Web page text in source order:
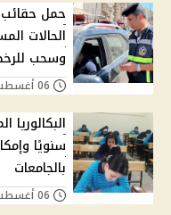
حمل حقائب
الحالات
وسحب
سنويًا
بالجامعات